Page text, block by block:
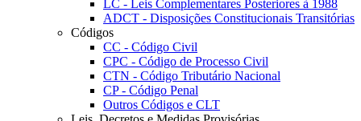
LC - Leis Complementares Posteriores à 1988
ADCT - Disposições Constitucionais Transitórias
Códigos
CC - Código Civil
CPC - Código de Processo Civil
CTN - Código Tributário Nacional
CP - Código Penal
Outros Códigos e CLT